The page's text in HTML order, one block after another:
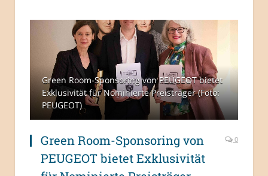
Green Room-Sponsoring von PEUGEOT bietet
Exklusivität für Nominierte Preisträger (Foto:
PEUGEOT)
Green Room-Sponsoring von
PEUGEOT bietet Exklusivität
0